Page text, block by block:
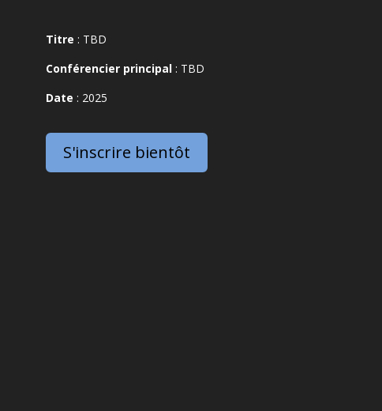
Titre : TBD
Conférencier principal: TBD
Date : 2025
S'inscrire bientôt